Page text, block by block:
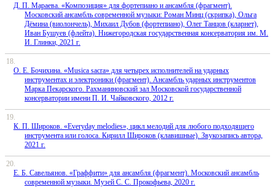
Д. П. Мараева. «Композиция» для фортепиано и ансамбля (фрагмент).
Московский ансамбль современной музыки: Роман Минц (скрипка), Ольга
Дёмина (виолончель), Михаил Дубов (фортепиано), Олег Танцов (кларнет),
Иван Бушуев (флейта). Нижегородская государственная консерватория им. М.
И. Глинки, 2021 г.
О. Е. Бочихина. «Musica sacra» для четырех исполнителей на ударных
инструментах и электроники (фрагмент). Ансамбль ударных инструментов
Марка Пекарского. Рахманиновский зал Московской государственной
консерватории имени П. И. Чайковского, 2012 г.
К. П. Широков. «Everyday melodies», цикл мелодий для любого подходящего
инструмента или голоса. Кирилл Широков (клавишные). Звукозапись автора,
2021 г.
Е. Б. Савельянов. «Граффити» для ансамбля (фрагмент). Московский ансамбль
современной музыки. Музей С. С. Прокофьева, 2020 г.